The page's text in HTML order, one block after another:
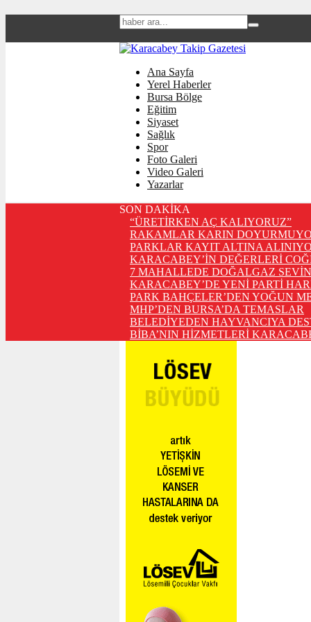
Ana Sayfa
Yerel Haberler
Bursa Bölge
Eğitim
Siyaset
Sağlık
Spor
Foto Galeri
Video Galeri
Yazarlar
SON DAKİKA
“ÜRETİRKEN AÇ KALIYORUZ”
RAKAMLAR KARIN
PARKLAR KAYIT ALTINA
KARACABEY’İN DEĞERLERİ
7 MAHALLEDE DOĞALGAZ
KARACABEY’DE YENİ PARTİ
PARK BAHÇELER’DEN YOĞUN
MHP’DEN BURSA’DA TEMASLAR
BELEDİYEDEN HAYVANCIYA
BİBA’NIN HİZMETLERİ